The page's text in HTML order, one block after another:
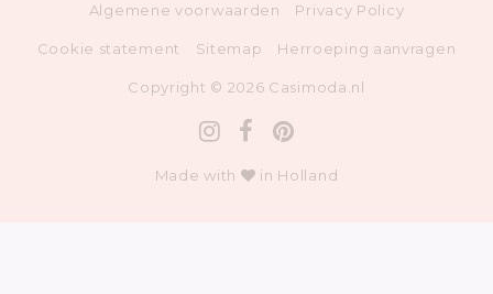
Algemene voorwaarden Privacy Policy
Cookie statement Sitemap Herroeping aanvragen
Copyright © 2026 Casimoda.nl
Made with in Holland